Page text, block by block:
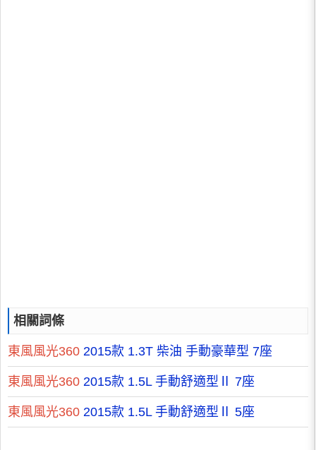
相關詞條
東風風光360 2015款 1.3T 柴油 手動豪華型 7座
東風風光360 2015款 1.5L 手動舒適型Ⅱ 7座
東風風光360 2015款 1.5L 手動舒適型Ⅱ 5座